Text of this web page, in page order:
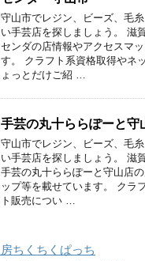
守山市でレジン、ビーズ、毛
い手芸店を探しましょう。 滋
センダの店情報やアクセスマ
す。 クラフト系資格取得やネ
ょっとだけご紹 …
手芸の丸十ららぽーと
守山市でレジン、ビーズ、毛
い手芸店を探しましょう。 滋
手芸の丸十ららぽーと守山店
ップ等を載せています。 クラ
ト販売につい …
ちくちくぱっち